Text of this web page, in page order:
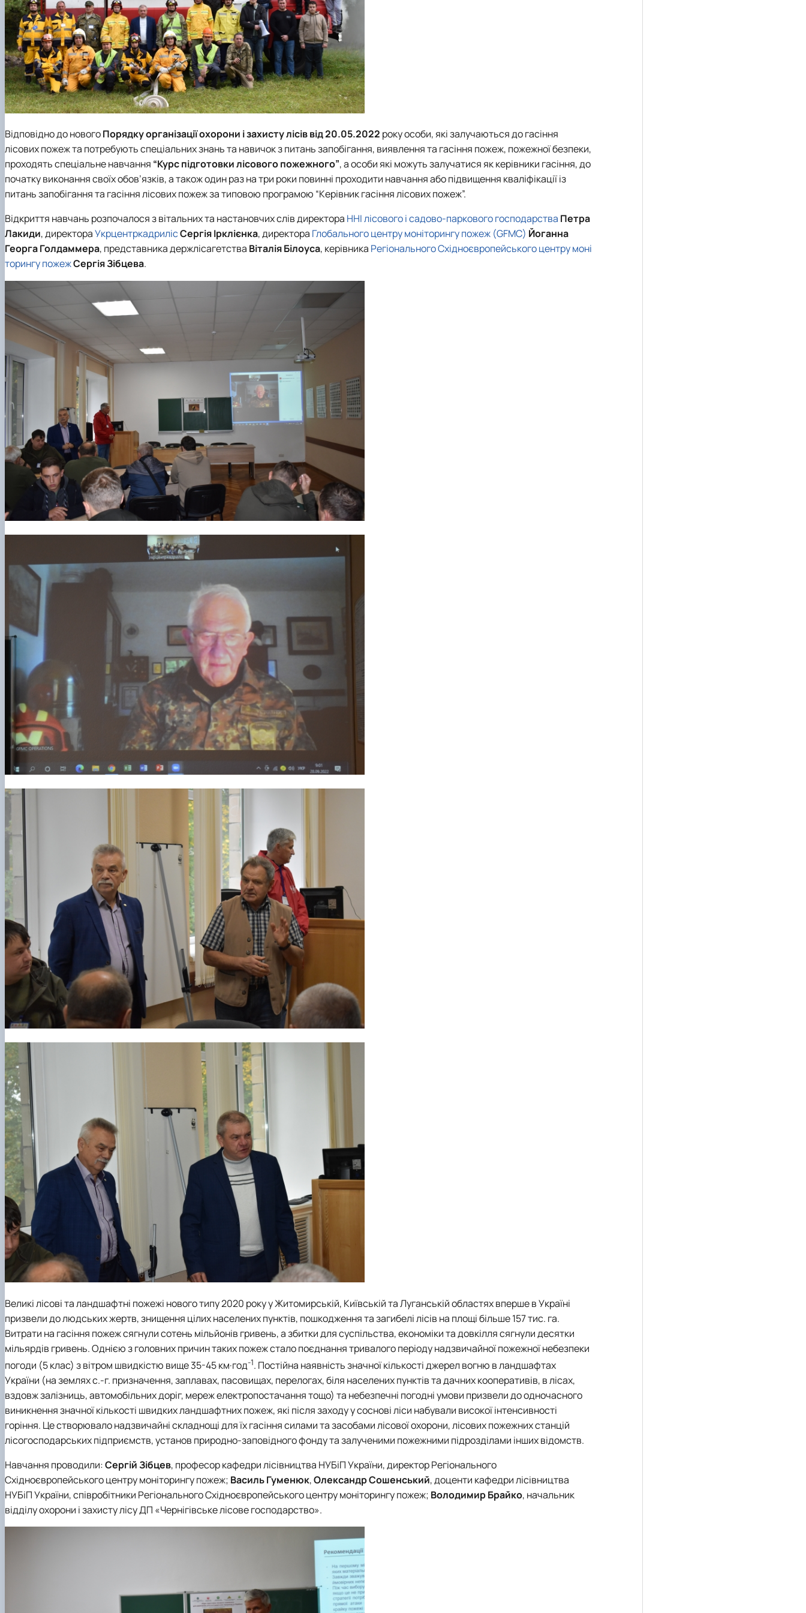
Відповідно до новогоПорядку організації охорони і захисту лісів від 20.05.2022 року особи, які залучаються до гасіння
лісових пожеж та потребують спеціальних знань та навичок з питань запобігання, виявлення та гасіння пожеж, пожежної безпеки,
проходять спеціальне навчання “Курс підготовки лісового пожежного”, а особи які можуть залучатися як керівники гасіння, до
початку виконання своїх обов’язків, а також один раз на три роки повинні проходити навчання або підвищення кваліфікації із
питань запобігання та гасіння лісових пожеж за типовою програмою “Керівник гасіння лісових пожеж”.
Відкриття навчань розпочалося з вітальних та настановчих слів директора ННІ лісового і садово-паркового господарства Петра
Лакиди, директораУкрцентркадрилісСергія Ірклієнка, директора Глобального центру моніторингу пожеж (GFMC) Йоганна
Георга Голдаммера, представника держлісагетства Віталія Білоуса, керівника Регіонального Східноєвропейського центру моні
торингу пожежСергія Зібцева.
Великі лісові та ландшафтні пожежі нового типу 2020 року у Житомирській, Київській та Луганській областях вперше в Україні
призвели до людських жертв, знищення цілих населених пунктів, пошкодження та загибелі лісів на площі більше 157 тис. га.
Витрати на гасіння пожеж сягнули сотень мільйонів гривень, а збитки для суспільства, економіки та довкілля сягнули десятки
мільярдів гривень. Однією з головних причин таких пожеж стало поєднання тривалого періоду надзвичайної пожежної небезпеки
погоди (5 клас) з вітром швидкістю вище 35-45 км·год-1. Постійна наявність значної кількості джерел вогню в ландшафтах
України (на землях с.-г. призначення, заплавах, пасовищах, перелогах, біля населених пунктів та дачних кооперативів, в лісах,
вздовж залізниць, автомобільних доріг, мереж електропостачання тощо) та небезпечні погодні умови призвели до одночасного
виникнення значної кількості швидких ландшафтних пожеж, які після заходу у соснові ліси набували високої інтенсивності
горіння. Це створювало надзвичайні складнощі для їх гасіння силами та засобами лісової охорони, лісових пожежних станцій
лісогосподарських підприємств, установ природно-заповідного фонду та залученими пожежними підрозділами інших відомств.
Навчання проводили:Сергій Зібцев, професор кафедри лісівництва НУБіП України, директор Регіонального
Східноєвропейського центру моніторингу пожеж; Василь Гуменюк,Олександр Сошенський, доценти кафедри лісівництва
НУБіП України, співробітники Регіонального Східноєвропейського центру моніторингу пожеж; Володимир Брайко, начальник
відділу охорони і захисту лісу ДП «Чернігівське лісове господарство».